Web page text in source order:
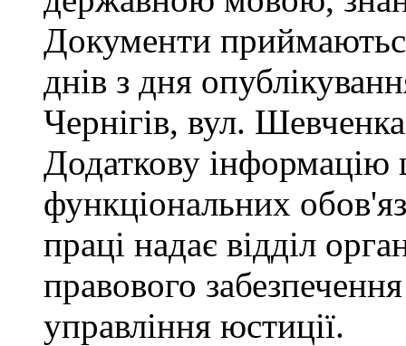
Документи
днів з дня
Чернігів, вул.
Додаткову
функціональних
праці надає відділ
правового
управління юстиції.